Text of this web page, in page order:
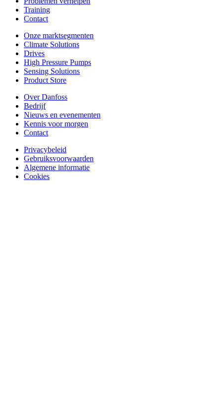
Training
Contact
Onze marktsegmenten
Climate Solutions
Drives
High Pressure Pumps
Sensing Solutions
Product Store
Over Danfoss
Bedrijf
Nieuws en evenementen
Kennis voor morgen
Contact
Privacybeleid
Gebruiksvoorwaarden
Algemene informatie
Cookies